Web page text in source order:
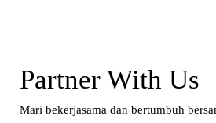
Partner With Us
Mari bekerjasama dan bertumbuh